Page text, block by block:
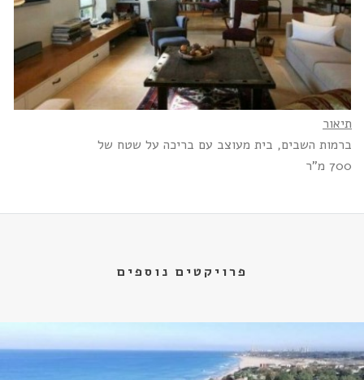
תיאור
ברמות השבים, בית מעוצב עם בריכה על שטח של
700 מ"ר
פרויקטים נוספים